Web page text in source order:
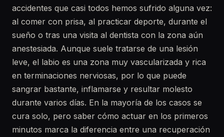
accidentes que casi todos hemos sufrido alguna vez:
al comer con prisa, al practicar deporte, durante el
sueño o tras una visita al dentista con la zona aún
anestesiada. Aunque suele tratarse de una lesión
leve, el labio es una zona muy vascularizada y rica
en terminaciones nerviosas, por lo que puede
sangrar bastante, inflamarse y resultar molesto
durante varios días. En la mayoría de los casos se
cura solo, pero saber cómo actuar en los primeros
minutos marca la diferencia entre una recuperación